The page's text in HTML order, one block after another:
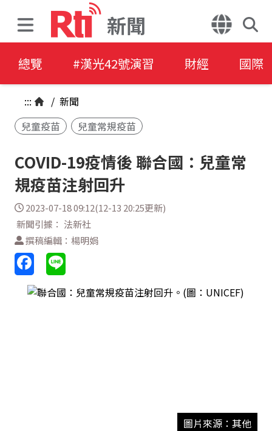
新聞
總覽 #漢光42號演習 財經 國際
::: / 新聞
兒童疫苗
兒童常規疫苗
COVID-19疫情後 聯合國：兒童常
規疫苗注射回升
2023-07-18 09:12(12-13 20:25更新)
新聞引據： 法新社
撰稿編輯：楊明娟
圖片來源：其他